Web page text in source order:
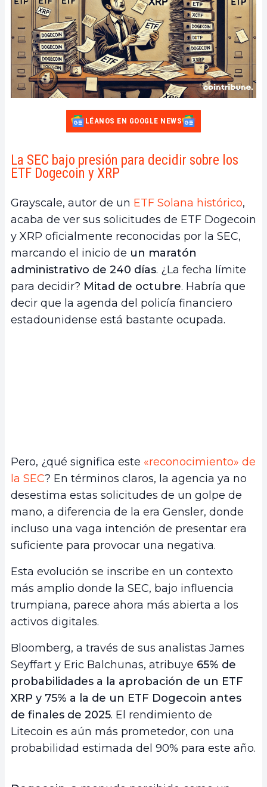
LÉANOS EN GOOGLE NEWS
La SEC bajo presión para decidir sobre los
ETF Dogecoin y XRP
Grayscale, autor de un ETF Solana histórico,
acaba de ver sus solicitudes de ETF Dogecoin
y XRP oficialmente reconocidas por la SEC,
marcando el inicio de un maratón
administrativo de 240 días. ¿La fecha límite
para decidir? Mitad de octubre. Habría que
decir que la agenda del policía financiero
estadounidense está bastante ocupada.
Pero, ¿qué significa este «reconocimiento» de
la SEC? En términos claros, la agencia ya no
desestima estas solicitudes de un golpe de
mano, a diferencia de la era Gensler, donde
incluso una vaga intención de presentar era
suficiente para provocar una negativa.
Esta evolución se inscribe en un contexto
más amplio donde la SEC, bajo influencia
trumpiana, parece ahora más abierta a los
activos digitales.
Bloomberg, a través de sus analistas James
Seyffart y Eric Balchunas, atribuye 65% de
probabilidades a la aprobación de un ETF
XRP y 75% a la de un ETF Dogecoin antes
de finales de 2025. El rendimiento de
Litecoin es aún más prometedor, con una
probabilidad estimada del 90% para este año.